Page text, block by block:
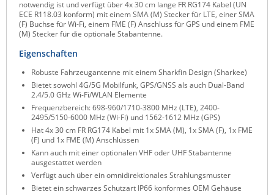
Teltonika
Unwired Networks
Vision
WATTECO
Westermo
Yuasa
ZPE Systems
News zu unseren Herstellern
notwendig ist und verfügt über 4x 30 cm lange FR RG174 Kabel (UN
ECE R118.03 konform) mit einem SMA (M) Stecker für LTE, einer SMA
(F) Buchse für Wi-Fi, einem FME (F) Anschluss für GPS und einem FME
(M) Stecker für die optionale Stabantenne.
Eigenschaften
Robuste Fahrzeugantenne mit einem Sharkfin Design (Sharkee)
Bietet sowohl 4G/5G Mobilfunk, GPS/GNSS als auch Dual-Band
2.4/5.0 GHz Wi-Fi/WLAN Elemente
Frequenzbereich: 698-960/1710-3800 MHz (LTE), 2400-
2495/5150-6000 MHz (Wi-Fi) und 1562-1612 MHz (GPS)
Hat 4x 30 cm FR RG174 Kabel mit 1x SMA (M), 1x SMA (F), 1x FME
(F) und 1x FME (M) Anschlüssen
Kann auch mit einer optionalen VHF oder UHF Stabantenne
ausgestattet werden
Verfügt auch über ein omnidirektionales Strahlungsmuster
Bietet ein schwarzes Schutzart IP66 konformes OEM Gehäuse